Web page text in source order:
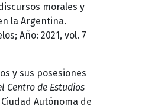
morales y
la Argentina.
Año: 2021, vol. 7
y sus posesiones
Centro de Estudios
Ciudad Autónoma de